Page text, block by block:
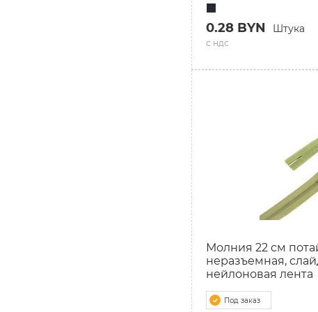
с ндс
0.28 BYN Штука
Молния 22 см
неразъемная,
нейлоновая лента
Под заказ